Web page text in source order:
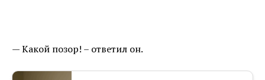
— Какой позор! – ответил он.